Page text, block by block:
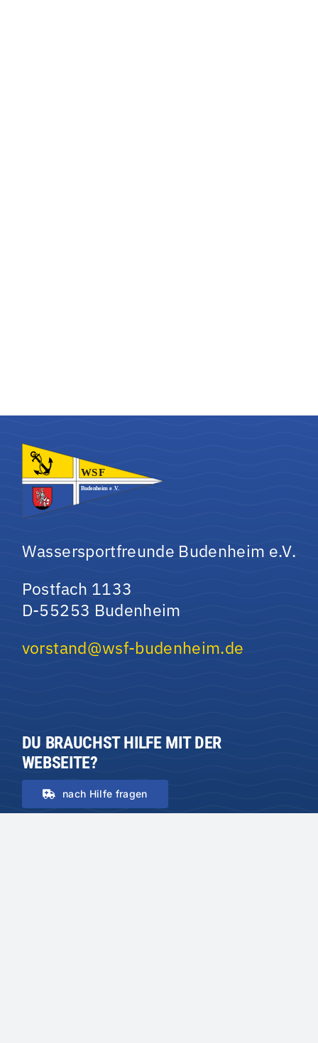
Wassersportfreunde Budenheim e.V.
Postfach 1133
D-55253 Budenheim
vorstand@wsf-budenheim.de
DU BRAUCHST HILFE MIT DER
WEBSEITE?
nach Hilfe fragen